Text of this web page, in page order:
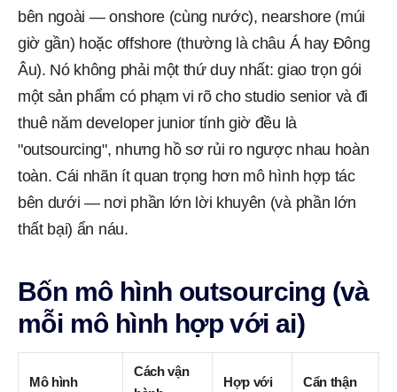
bên ngoài — onshore (cùng nước), nearshore (múi
giờ gần) hoặc offshore (thường là châu Á hay Đông
Âu). Nó không phải một thứ duy nhất: giao trọn gói
một sản phẩm có phạm vi rõ cho studio senior và đi
thuê năm developer junior tính giờ đều là
"outsourcing", nhưng hồ sơ rủi ro ngược nhau hoàn
toàn. Cái nhãn ít quan trọng hơn mô hình hợp tác
bên dưới — nơi phần lớn lời khuyên (và phần lớn
thất bại) ẩn náu.
Bốn mô hình outsourcing (và
mỗi mô hình hợp với ai)
Mô hình
Cách vận
Hợp với Cẩn thận